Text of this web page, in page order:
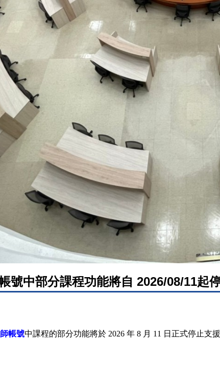
號中部分課程功能將自 2026/08/11起
帳號中課程的部分功能將於 2026 年 8 月 11 日正式停止支援